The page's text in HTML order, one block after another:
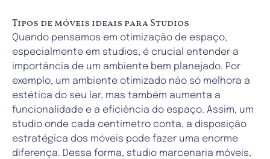
Tipos de móveis ideais para Studios
Quando pensamos em otimização de espaço,
especialmente em studios, é crucial entender a
importância de um ambiente bem planejado. Por
exemplo, um ambiente otimizado não só melhora a
estética do seu lar, mas também aumenta a
funcionalidade e a eficiência do espaço. Assim, um
studio onde cada centímetro conta, a disposição
estratégica dos móveis pode fazer uma enorme
diferença. Dessa forma, studio marcenaria móveis,